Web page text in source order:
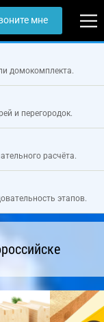
мне
домокомплекта.
и перегородок.
расчёта.
этапов.